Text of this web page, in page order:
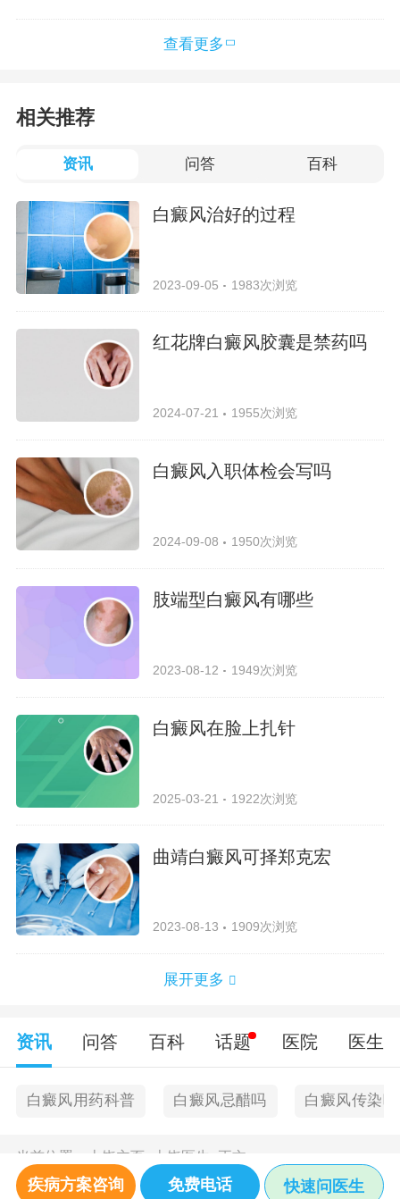
查看更多
相关推荐
资讯 问答 百科
白癜风治好的过程
2023-09-05 1983次浏览
红花牌白癜风胶囊是禁药吗
2024-07-21 1955次浏览
白癜风入职体检会写吗
2024-09-08 1950次浏览
肢端型白癜风有哪些
2023-08-12 1949次浏览
白癜风在脸上扎针
2025-03-21 1922次浏览
曲靖白癜风可择郑克宏
2023-08-13 1909次浏览
展开更多
资讯 问答 百科 话题 医院 医生
白癜风用药科普 白癜风忌醋吗 白癜风传染
当前位置： 上饶主页> 上饶医生 正文
疾病方案咨询 免费电话 快速问医生